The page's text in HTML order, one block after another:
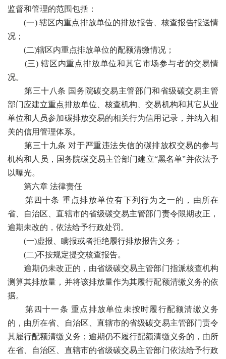
监督和管理的范围包括：
(一) 辖区内重点排放单位的排放报告、核查报告报送情
况；
(二)辖区内重点排放单位的配额清缴情况；
(三) 辖区内重点排放单位和其它市场参与者的交易情
况。
第三十八条 国务院碳交易主管部门和省级碳交易主管
部门应建立重点排放单位、核查机构、交易机构和其它从业
单位和人员参加碳排放交易的相关行为信用记录，并纳入相
关的信用管理体系。
第三十九条 对于严重违法失信的碳排放权交易的参与
机构和人员，国务院碳交易主管部门建立“黑名单”并依法予
以曝光。
第六章 法律责任
第四十条 重点排放单位有下列行为之一的，由所在
省、自治区、直辖市的省级碳交易主管部门责令限期改正，
逾期未改的，依法给予行政处罚。
(一)虚报、瞒报或者拒绝履行排放报告义务；
(二)不按规定提交核查报告。
逾期仍未改正的，由省级碳交易主管部门指派核查机构
测算其排放量，并将该排放量作为其履行配额清缴义务的依
据。
第四十一条 重点排放单位未按时履行配额清缴义务
的，由所在省、自治区、直辖市的省级碳交易主管部门责令
其履行配额清缴义务；逾期仍不履行配额清缴义务的，由所
在省、自治区、直辖市的省级碳交易主管部门依法给予行政